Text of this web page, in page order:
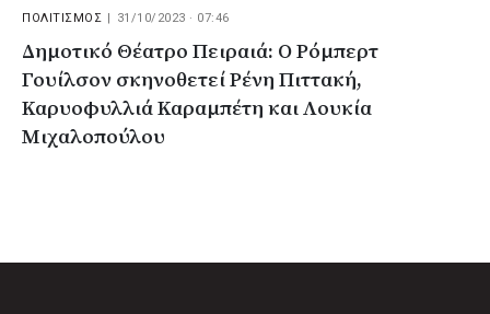
ΠΟΛΙΤΙΣΜΟΣ 31/10/2023 · 07:46
Δημοτικό Θέατρο Πειραιά: Ο Ρόμπερτ
Γουίλσον σκηνοθετεί Ρένη Πιττακή,
Καρυοφυλλιά Καραμπέτη και Λουκία
Μιχαλοπούλου